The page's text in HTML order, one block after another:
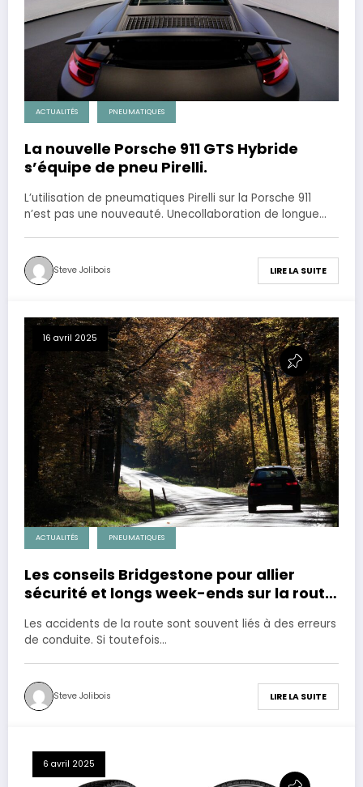
ACTUALITÉS PNEUMATIQUES
La nouvelle Porsche 911 GTS Hybride
s’équipe de pneu Pirelli.
L’utilisation de pneumatiques Pirelli sur la Porsche 911
n’est pas une nouveauté. Unecollaboration de longue…
Steve Jolibois LIRE LA SUITE
16 avril 2025
ACTUALITÉS PNEUMATIQUES
Les conseils Bridgestone pour allier
sécurité et longs week-ends sur la route
Les accidents de la route sont souvent liés à des erreurs
de conduite. Si toutefois…
Steve Jolibois LIRE LA SUITE
6 avril 2025